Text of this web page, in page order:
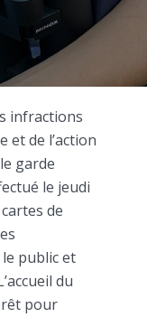
infractions
et de l’action
garde
le jeudi
de
public et
du
pour